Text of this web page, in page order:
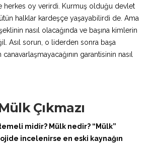
herkes oy verirdi. Kurmuş olduğu devlet
halklar kardeşçe yaşayabilirdi de. Ama
nasıl olacağında ve başına kimlerin
Asıl sorun, o liderden sonra başa
garantisinin nasıl
Çıkmazı
midir? Mülk nedir? “Mülk”
incelenirse en eski kaynağın